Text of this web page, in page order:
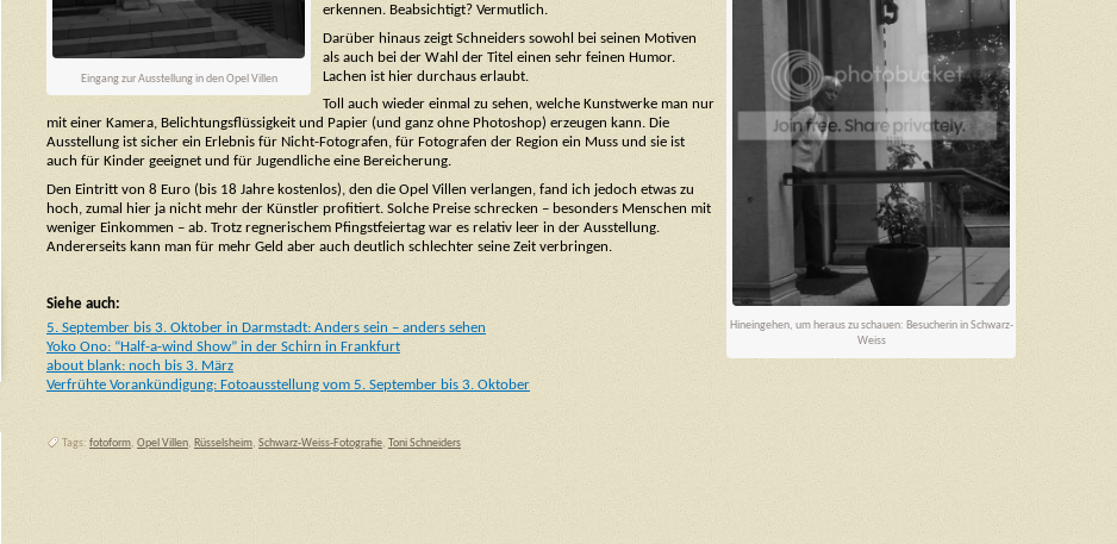
Eingang zur Ausstellung in den Opel Villen
Hineingehen, um heraus zu schauen: Besucherin in Schwarz-
Weiss
erkennen. Beabsichtigt? Vermutlich.
Darüber hinaus zeigt Schneiders sowohl bei seinen Motiven
als auch bei der Wahl der Titel einen sehr feinen Humor.
Lachen ist hier durchaus erlaubt.
Toll auch wieder einmal zu sehen, welche Kunstwerke man nur
mit einer Kamera, Belichtungsflüssigkeit und Papier (und ganz ohne Photoshop) erzeugen kann. Die
Ausstellung ist sicher ein Erlebnis für Nicht-Fotografen, für Fotografen der Region ein Muss und sie ist
auch für Kinder geeignet und für Jugendliche eine Bereicherung.
Den Eintritt von 8 Euro (bis 18 Jahre kostenlos), den die Opel Villen verlangen, fand ich jedoch etwas zu
hoch, zumal hier ja nicht mehr der Künstler profitiert. Solche Preise schrecken – besonders Menschen mit
weniger Einkommen – ab. Trotz regnerischem Pfingstfeiertag war es relativ leer in der Ausstellung.
Andererseits kann man für mehr Geld aber auch deutlich schlechter seine Zeit verbringen.
Siehe auch:
5. September bis 3. Oktober in Darmstadt: Anders sein – anders sehen
Yoko Ono: “Half-a-wind Show” in der Schirn in Frankfurt
about blank: noch bis 3. März
Verfrühte Vorankündigung: Fotoausstellung vom 5. September bis 3. Oktober
Tags: fotoform, Opel Villen, Rüsselsheim, Schwarz-Weiss-Fotografie, Toni Schneiders